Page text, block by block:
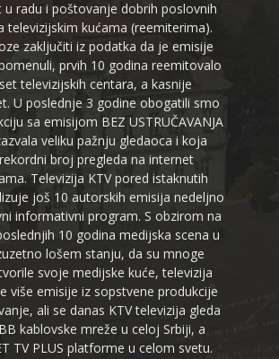
radu i poštovanje dobrih poslovnih
televizijskim kućama (reemiterima).
zaključiti iz podatka da je emisije
prvih 10 godina reemitovalo
televizijskih centara, a kasnije
U poslednje 3 godine obogatili smo
sa emisijom BEZ USTRUČAVANJA
veliku pažnju gledaoca i koja
broj pregleda na internet
Televizija KTV pored istaknutih
još 10 autorskih emisija nedeljno
informativni program. S obzirom na
10 godina medijska scena u
lošem stanju, da su mnoge
svoje medijske kuće, televizija
više emisije iz sopstvene produkcije
ali se danas KTV televizija gleda
kablovske mreže u celoj Srbiji, a
TV PLUS platforme u celom svetu.